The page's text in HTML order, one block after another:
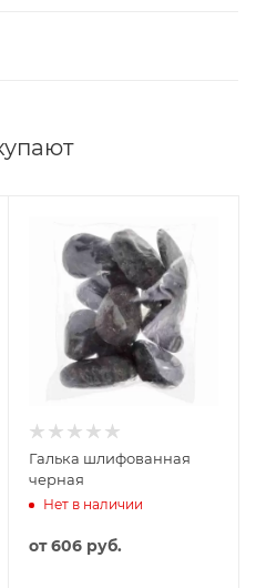
Галька шлифованная
черная
Нет в наличии
от606 руб.